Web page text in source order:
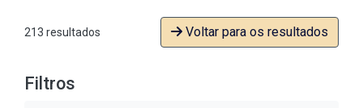
213 resultados Voltar para os resultados
Filtros